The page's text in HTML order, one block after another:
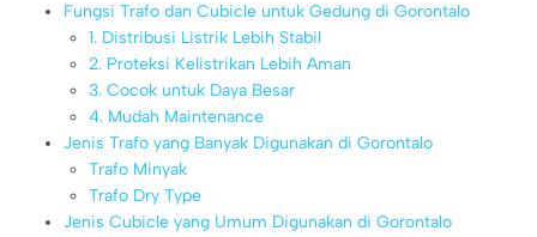
Fungsi Trafo dan Cubicle untuk Gedung di Gorontalo
1. Distribusi Listrik Lebih Stabil
2. Proteksi Kelistrikan Lebih Aman
3. Cocok untuk Daya Besar
4. Mudah Maintenance
Jenis Trafo yang Banyak Digunakan di Gorontalo
Trafo Minyak
Trafo Dry Type
Jenis Cubicle yang Umum Digunakan di Gorontalo